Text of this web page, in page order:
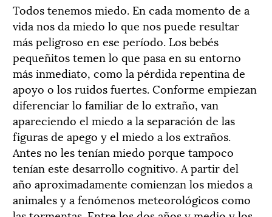
Todos tenemos miedo. En cada momento de a
vida nos da miedo lo que nos puede resultar
más peligroso en ese período. Los bebés
pequeñitos temen lo que pasa en su entorno
más inmediato, como la pérdida repentina de
apoyo o los ruidos fuertes. Conforme empiezan
diferenciar lo familiar de lo extraño, van
apareciendo el miedo a la separación de las
figuras de apego y el miedo a los extraños.
Antes no les tenían miedo porque tampoco
tenían este desarrollo cognitivo. A partir del
año aproximadamente comienzan los miedos a
animales y a fenómenos meteorológicos como